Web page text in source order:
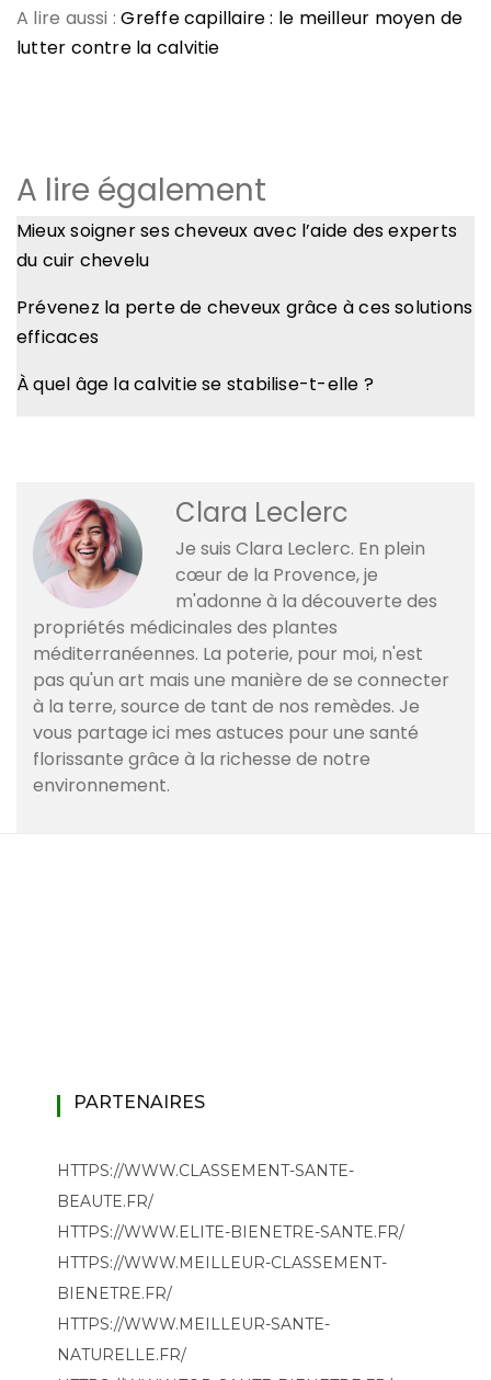
A lire aussi :Greffe capillaire : le meilleur moyen de
lutter contre la calvitie
A lire également
Mieux soigner ses cheveux avec l’aide des experts
du cuir chevelu
Prévenez la perte de cheveux grâce à ces solutions
efficaces
À quel âge la calvitie se stabilise-t-elle ?
Clara Leclerc
Je suis Clara Leclerc. En plein
cœur de la Provence, je
m'adonne à la découverte des
propriétés médicinales des plantes
méditerranéennes. La poterie, pour moi, n'est
pas qu'un art mais une manière de se connecter
à la terre, source de tant de nos remèdes. Je
vous partage ici mes astuces pour une santé
florissante grâce à la richesse de notre
environnement.
PARTENAIRES
HTTPS://WWW.CLASSEMENT-SANTE-
BEAUTE.FR/
HTTPS://WWW.ELITE-BIENETRE-SANTE.FR/
HTTPS://WWW.MEILLEUR-CLASSEMENT-
BIENETRE.FR/
HTTPS://WWW.MEILLEUR-SANTE-
NATURELLE.FR/